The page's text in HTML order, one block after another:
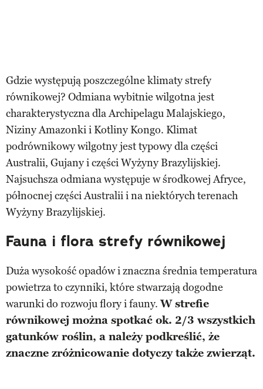
Gdzie występują poszczególne klimaty strefy
równikowej? Odmiana wybitnie wilgotna jest
charakterystyczna dla Archipelagu Malajskiego,
Niziny Amazonki i Kotliny Kongo. Klimat
podrównikowy wilgotny jest typowy dla części
Australii, Gujany i części Wyżyny Brazylijskiej.
Najsuchsza odmiana występuje w środkowej Afryce,
północnej części Australii i na niektórych terenach
Wyżyny Brazylijskiej.
Fauna i flora strefy równikowej
Duża wysokość opadów i znaczna średnia temperatura
powietrza to czynniki, które stwarzają dogodne
warunki do rozwoju flory i fauny.W strefie
równikowej można spotkać ok. 2/3 wszystkich
gatunków roślin, a należy podkreślić, że
znaczne zróżnicowanie dotyczy także zwierząt.